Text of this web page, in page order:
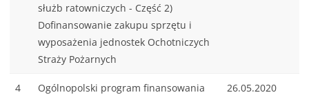
służb ratowniczych - Część 2)
Dofinansowanie zakupu sprzętu i
wyposażenia jednostek Ochotniczych
Straży Pożarnych
4
Ogólnopolski program finansowania
26.05.2020